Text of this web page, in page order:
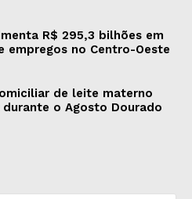
R$ 295,3 bilhões em
empregos no Centro-Oeste
de leite materno
o Agosto Dourado